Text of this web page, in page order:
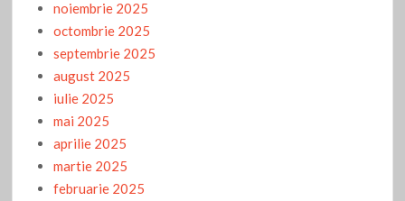
noiembrie 2025
octombrie 2025
septembrie 2025
august 2025
iulie 2025
mai 2025
aprilie 2025
martie 2025
februarie 2025